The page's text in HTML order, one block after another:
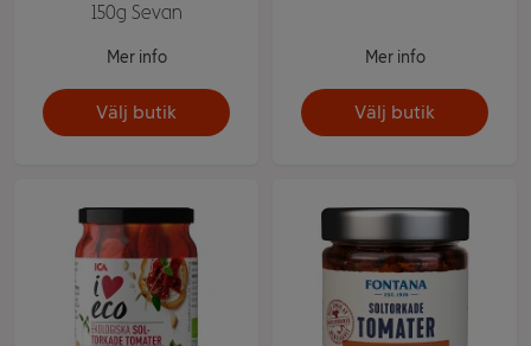
150g Sevan
Mer info
Välj butik
Mer info
Välj butik